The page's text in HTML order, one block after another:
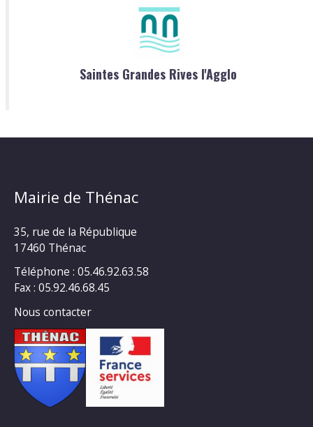
Saintes Grandes Rives l'Agglo
Mairie de Thénac
35, rue de la République
17460 Thénac
Téléphone : 05.46.92.63.58
Fax : 05.92.46.68.45
Nous contacter